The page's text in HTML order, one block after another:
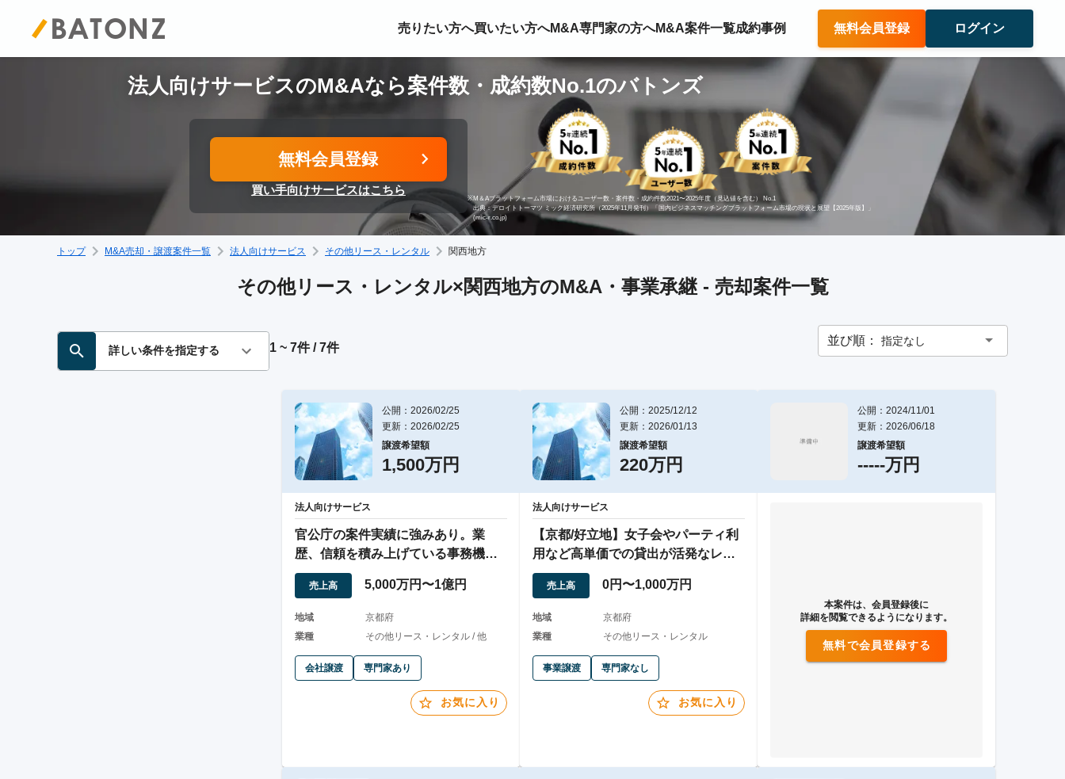
売りたい方へ買いたい方へM&A専門家の方へM&A案件一覧成約事例 無料会員登録 ログイン
法人向けサービスのM&Aなら案件数・成約数No.1のバトンズ
無料会員登録
買い手向けサービスはこちら
※M＆Aプラットフォーム市場におけるユーザー数・案件数・成約件数2021〜2025年度（見込値を含む） No.1
出典：デロイトトーマツ ミック経済研究所（2025年11月発刊）「国内ビジネスマッチングプラットフォーム市場の現状と展望【2025年版】」
(mic-r.co.jp)
トップ M&A売却・譲渡案件一覧 法人向けサービス その他リース・レンタル 関西地方
その他リース・レンタル×関西地方のM&A・事業承継 - 売却案件一覧
詳しい条件を指定する 1 ~ 7件 / 7件
並び順： 指定なし
公開：2026/02/25
更新：2026/02/25
譲渡希望額
1,500万円
法人向けサービス
官公庁の案件実績に強みあり。業
歴、信頼を積み上げている事務機
器・用品会社
売上高 5,000万円〜1億円
地域
京都府
業種
その他リース・レンタル / 他
会社譲渡 専門家あり
お気に入り
公開：2025/12/12
更新：2026/01/13
譲渡希望額
220万円
法人向けサービス
【京都/好立地】女子会やパーティ利
用など高単価での貸出が活発なレン
タルスペース
売上高 0円〜1,000万円
地域
京都府
業種
その他リース・レンタル
事業譲渡 専門家なし
お気に入り
公開：2024/11/01
更新：2026/06/18
譲渡希望額
-----万円
本案件は、会員登録後に
詳細を閲覧できるようになります。
無料で会員登録する